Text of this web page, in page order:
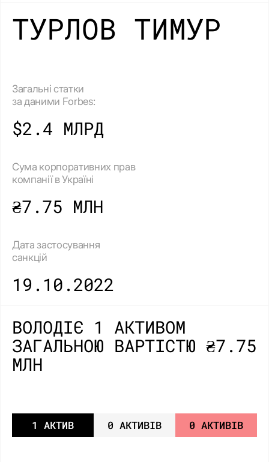
ТУРЛОВ ТИМУР
Загальні статки
за даними Forbes:
$2.4 МЛРД
Сума корпоративних прав
компанії в Україні
₴7.75 МЛН
Дата застосування
санкцій
19.10.2022
ВОЛОДІЄ 1 АКТИВОМ
ЗАГАЛЬНОЮ ВАРТІСТЮ ₴7.75
МЛН
1 АКТИВ 0 АКТИВІВ 0 АКТИВІВ